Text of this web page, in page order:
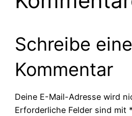
Schreibe
Kommentar
Deine E-Mail-Adresse wird
Erforderliche Felder sind mit *